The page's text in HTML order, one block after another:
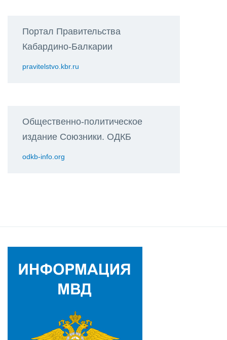
Портал Правительства
Кабардино-Балкарии
pravitelstvo.kbr.ru
Общественно-политическое
издание Союзники. ОДКБ
odkb-info.org